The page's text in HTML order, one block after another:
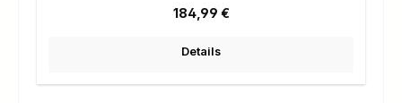
Regulärer Preis:
184,99 €
Details